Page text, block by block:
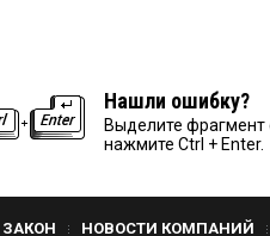
Нашли ошибку?
Выделите фрагмент
нажмите Ctrl + Enter.
ЗАКОН НОВОСТИ КОМПАНИЙ